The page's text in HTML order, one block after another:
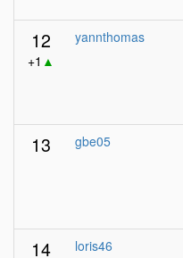
12
+1 ▲
yannthomas
13 gbe05
14 loris46